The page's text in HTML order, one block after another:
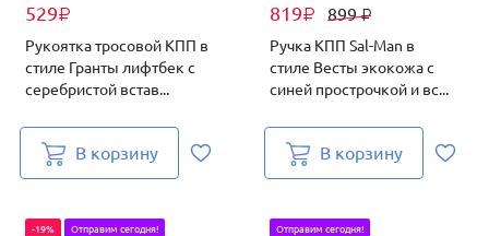
529₽
Рукоятка тросовой КПП в
стиле Гранты лифтбек с
серебристой встав...
В корзину
819₽ 899₽
Ручка КПП Sal-Man в
стиле Весты экокожа с
синей прострочкой и вс...
В корзину
-19% Отправим сегодня! Отправим сегодня!